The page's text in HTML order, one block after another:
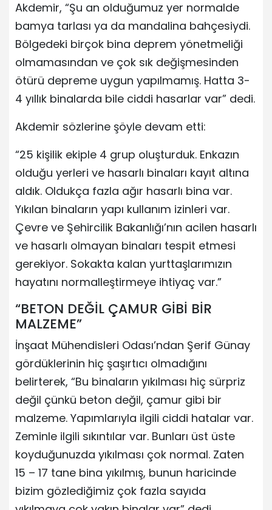
Akdemir, “Şu an olduğumuz yer normalde
bamya tarlası ya da mandalina bahçesiydi.
Bölgedeki birçok bina deprem yönetmeliği
olmamasından ve çok sık değişmesinden
ötürü depreme uygun yapılmamış. Hatta 3-
4 yıllık binalarda bile ciddi hasarlar var” dedi.
Akdemir sözlerine şöyle devam etti:
“25 kişilik ekiple 4 grup oluşturduk. Enkazın
olduğu yerleri ve hasarlı binaları kayıt altına
aldık. Oldukça fazla ağır hasarlı bina var.
Yıkılan binaların yapı kullanım izinleri var.
Çevre ve Şehircilik Bakanlığı’nın acilen hasarlı
ve hasarlı olmayan binaları tespit etmesi
gerekiyor. Sokakta kalan yurttaşlarımızın
hayatını normalleştirmeye ihtiyaç var.”
“BETON DEĞİL ÇAMUR GİBİ BİR
MALZEME”
İnşaat Mühendisleri Odası’ndan Şerif Günay
gördüklerinin hiç şaşırtıcı olmadığını
belirterek, “Bu binaların yıkılması hiç sürpriz
değil çünkü beton değil, çamur gibi bir
malzeme. Yapımlarıyla ilgili ciddi hatalar var.
Zeminle ilgili sıkıntılar var. Bunları üst üste
koyduğunuzda yıkılması çok normal. Zaten
15 – 17 tane bina yıkılmış, bunun haricinde
bizim gözlediğimiz çok fazla sayıda